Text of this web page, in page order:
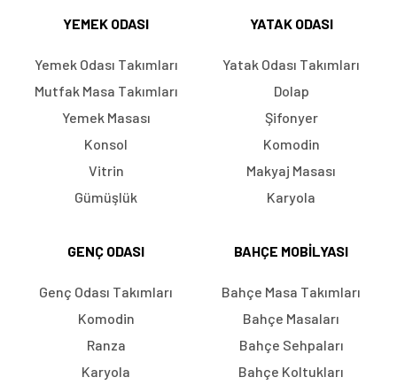
YEMEK ODASI
Yemek Odası Takımları
Mutfak Masa Takımları
Yemek Masası
Konsol
Vitrin
Gümüşlük
YATAK ODASI
Yatak Odası Takımları
Dolap
Şifonyer
Komodin
Makyaj Masası
Karyola
GENÇ ODASI
Genç Odası Takımları
Komodin
Ranza
Karyola
BAHÇE MOBILYASI
Bahçe Masa Takımları
Bahçe Masaları
Bahçe Sehpaları
Bahçe Koltukları